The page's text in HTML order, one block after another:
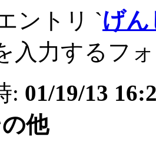
ントリ `げ
入力するフ
: 01/19/13
他